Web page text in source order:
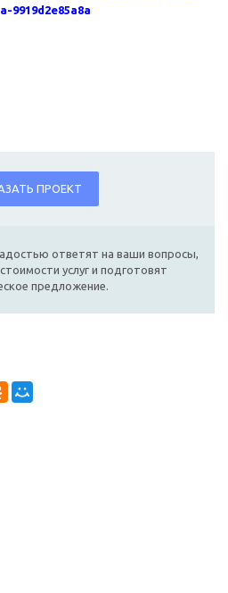
9919d2e85a8a
ПРОЕКТ
ответят на ваши вопросы,
услуг и подготовят
предложение.